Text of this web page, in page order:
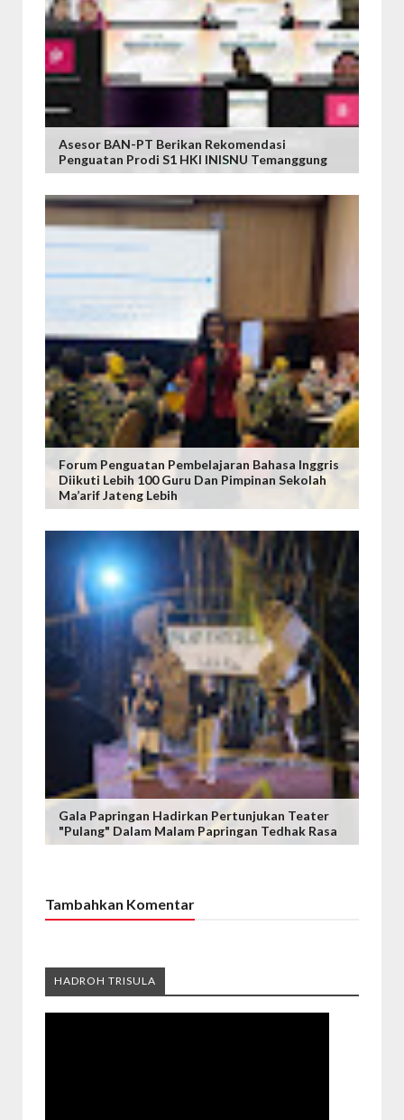
Asesor BAN-PT Berikan Rekomendasi
Penguatan Prodi S1 HKI INISNU Temanggung
Forum Penguatan Pembelajaran Bahasa Inggris
Diikuti Lebih 100 Guru Dan Pimpinan Sekolah
Ma’arif Jateng Lebih
Gala Papringan Hadirkan Pertunjukan Teater
"Pulang" Dalam Malam Papringan Tedhak Rasa
Tambahkan Komentar
HADROH TRISULA